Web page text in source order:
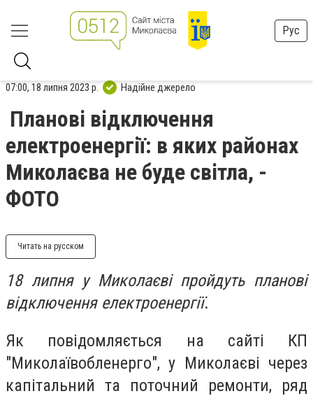
Рус
07:00, 18 липня 2023 р. Надійне джерело
Планові відключення
електроенергії: в яких районах
Миколаєва не буде світла, -
ФОТО
Читать на русском
18 липня у Миколаєві пройдуть планові
відключення електроенергії.
Як повідомляється на сайті КП
"Миколаївобленерго", у Миколаєві через
капітальний та поточний ремонти, ряд